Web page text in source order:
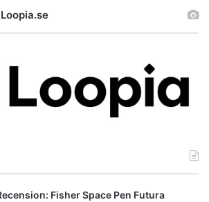
Fisher Space Pen Futura